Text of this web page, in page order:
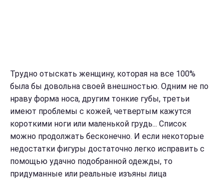
Трудно отыскать женщину, которая на все 100%
была бы довольна своей внешностью. Одним не по
нраву форма носа, другим тонкие губы, третьи
имеют проблемы с кожей, четвертым кажутся
короткими ноги или маленькой грудь... Список
можно продолжать бесконечно. И если некоторые
недостатки фигуры достаточно легко исправить с
помощью удачно подобранной одежды, то
придуманные или реальные изъяны лица